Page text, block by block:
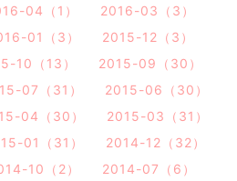
04（1）
2016-03（3）
01（3）
2015-12（3）
10（13）
2015-09（30）
07（31）
2015-06（30）
04（30）
2015-03（31）
01（31）
2014-12（32）
10（2）
2014-07（6）